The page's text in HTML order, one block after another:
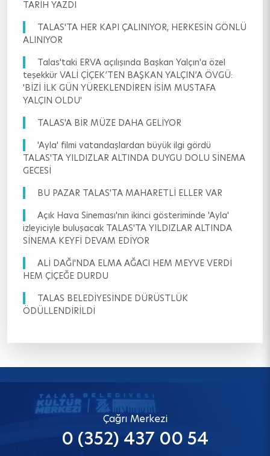
TARİH YAZDI
TALAS'TA HER KAPI ÇALINIYOR, HERKESİN GÖNLÜ
ALINIYOR
Talas'taki ERVA açılışında Başkan Yalçın'a özel
teşekkür VALİ ÇİÇEK’TEN BAŞKAN YALÇIN’A ÖVGÜ:
'BİZİ İLK GÜN YÜREKLENDİREN İSİM MUSTAFA
YALÇIN OLDU'
TALAS'A BİR MÜZE DAHA GELİYOR
'Ayla' filmi vatandaşlardan büyük ilgi gördü
TALAS'TA YILDIZLAR ALTINDA DUYGU DOLU SİNEMA
GECESİ
BU PAZAR TALAS'TA MAHARETLİ ELLER VAR
Açık Hava Sineması'nın ikinci gösteriminde 'Ayla'
izleyiciyle buluşacak TALAS'TA YILDIZLAR ALTINDA
SİNEMA KEYFİ DEVAM EDİYOR
ALİ DAĞI'NDA ELMA AĞACI HEM MEYVE VERDİ
HEM ÇİÇEĞE DURDU
TALAS BELEDİYESİNDE DÜRÜSTLÜK
ÖDÜLLENDİRİLDİ
Çağrı Merkezi
0 (352) 437 00 54